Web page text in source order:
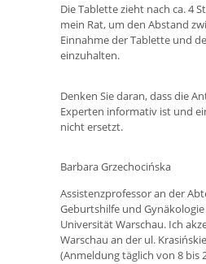
Die Tablette zieht nach ca. 4
mein Rat, um den Abstand
Einnahme der Tablette und
einzuhalten.
Denken Sie daran, dass die
Experten informativ ist und
nicht ersetzt.
Barbara Grzechocińska
Assistenzprofessor an der
Geburtshilfe und
Universität Warschau. Ich
Warschau an der ul.
(Anmeldung täglich von 8 bis